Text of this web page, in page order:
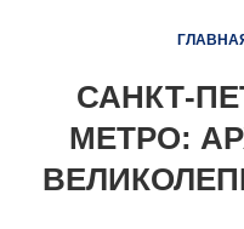
САНКТ-
МЕТРО: